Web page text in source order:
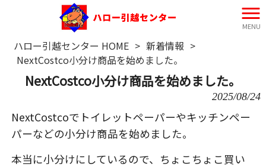
MENU
ハロー引越センター HOME > 新着情報 >
NextCostco小分け商品を始めました。
NextCostco小分け商品を始めました。
2025/08/24
NextCostcoでトイレットペーパーやキッチンペー
パーなどの小分け商品を始めました。
本当に小分けにしているので、ちょこちょこ買い